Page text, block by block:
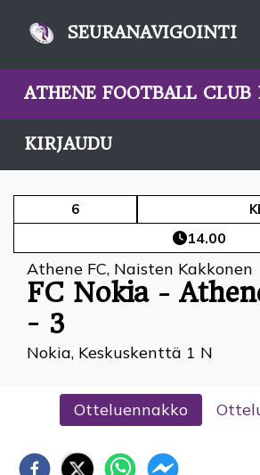
SEURANAVIGOINTI
ATHENE FOOTBALL CLUB
KIRJAUDU
6
14.00
Athene FC, Naisten Kakkonen
FC Nokia -
- 3
Nokia, Keskuskenttä 1 N
Otteluennakko